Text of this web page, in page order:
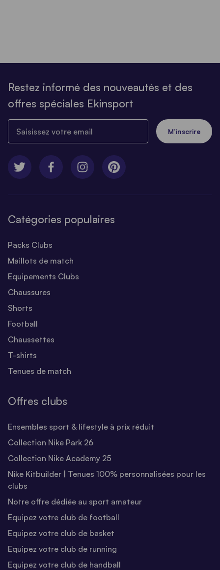
Restez informé des nouveautés et des
offres spéciales Ekinsport
M’inscrire
Catégories populaires
Packs Clubs
Maillots de match
Equipements Clubs
Chaussures
Shorts
Football
Chaussettes
T-shirts
Tenues de match
Offres clubs
Ensembles sport & lifestyle à prix réduit
Collection Nike Park 26
Collection Nike Academy 25
Nike Kitbuilder | Tenues 100% personnalisées pour les
clubs
Notre offre dédiée au sport amateur
Equipez votre club de football
Equipez votre club de basket
Equipez votre club de running
Equipez votre club de handball